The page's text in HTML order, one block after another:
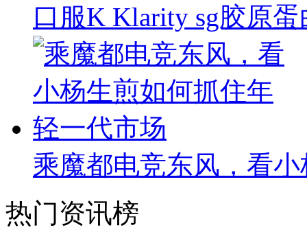
口服K Klarity sg胶原
乘魔都电竞东风，看
热门资讯榜